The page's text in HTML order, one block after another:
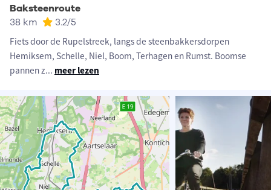
Baksteenroute
38 km 3.2/5
Fiets door de Rupelstreek, langs de steenbakkersdorpen
Hemiksem, Schelle, Niel, Boom, Terhagen en Rumst. Boomse
pannen z... meer lezen